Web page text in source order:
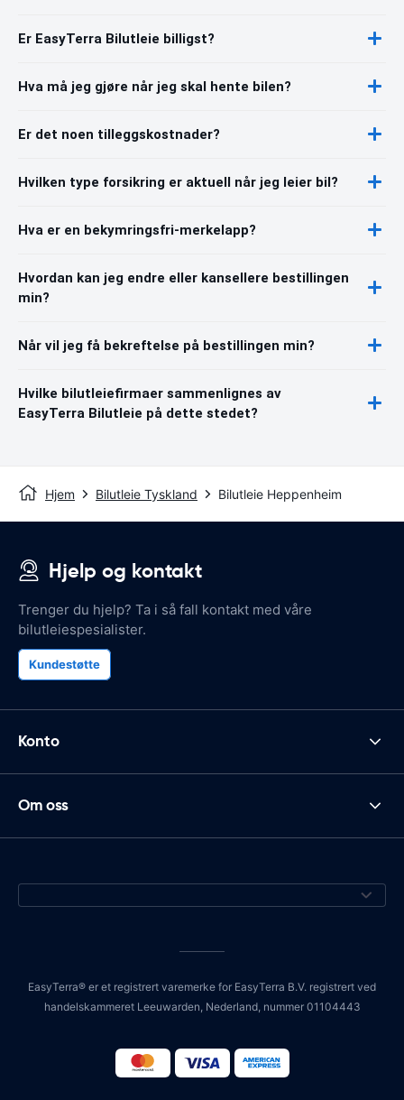
Er EasyTerra Bilutleie billigst?
Hva må jeg gjøre når jeg skal hente bilen?
Er det noen tilleggskostnader?
Hvilken type forsikring er aktuell når jeg leier bil?
Hva er en bekymringsfri-merkelapp?
Hvordan kan jeg endre eller kansellere bestillingen
min?
Når vil jeg få bekreftelse på bestillingen min?
Hvilke bilutleiefirmaer sammenlignes av
EasyTerra Bilutleie på dette stedet?
Hjem Bilutleie Tyskland Bilutleie Heppenheim
Hjelp og kontakt
Trenger du hjelp? Ta i så fall kontakt med våre
bilutleiespesialister.
Kundestøtte
Konto
Om oss
EasyTerra® er et registrert varemerke for EasyTerra B.V. registrert ved
handelskammeret Leeuwarden, Nederland, nummer 01104443